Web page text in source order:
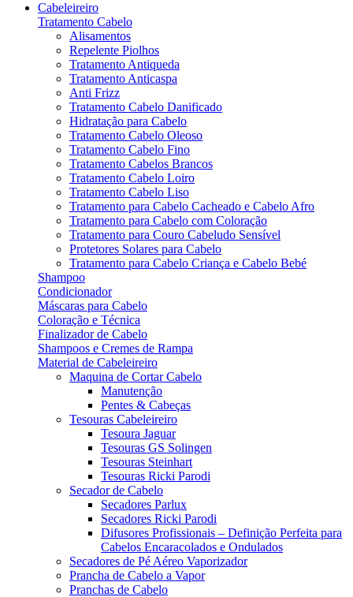
Cabeleireiro
Tratamento Cabelo
Alisamentos
Repelente Piolhos
Tratamento Antiqueda
Tratamento Anticaspa
Anti Frizz
Tratamento Cabelo Danificado
Hidratação para Cabelo
Tratamento Cabelo Oleoso
Tratamento Cabelo Fino
Tratamento Cabelos Brancos
Tratamento Cabelo Loiro
Tratamento Cabelo Liso
Tratamento para Cabelo Cacheado e Cabelo Afro
Tratamento para Cabelo com Coloração
Tratamento para Couro Cabeludo Sensível
Protetores Solares para Cabelo
Tratamento para Cabelo Criança e Cabelo Bebé
Shampoo
Condicionador
Máscaras para Cabelo
Coloração e Técnica
Finalizador de Cabelo
Shampoos e Cremes de Rampa
Material de Cabeleireiro
Maquina de Cortar Cabelo
Manutenção
Pentes & Cabeças
Tesouras Cabeleireiro
Tesoura Jaguar
Tesouras GS Solingen
Tesouras Steinhart
Tesouras Ricki Parodi
Secador de Cabelo
Secadores Parlux
Secadores Ricki Parodi
Difusores Profissionais – Definição Perfeita para
Cabelos Encaracolados e Ondulados
Secadores de Pé Aéreo Vaporizador
Prancha de Cabelo a Vapor
Pranchas de Cabelo